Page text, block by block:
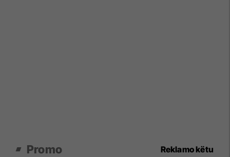
Promo Reklamo këtu